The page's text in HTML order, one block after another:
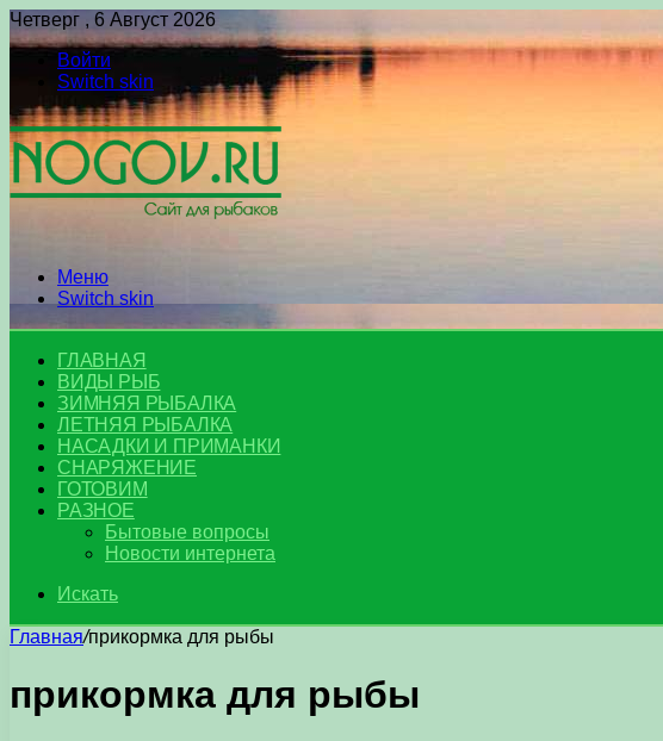
Четверг , 6 Август 2026
Войти
Switch skin
Меню
Switch skin
ГЛАВНАЯ
ВИДЫ РЫБ
ЗИМНЯЯ РЫБАЛКА
ЛЕТНЯЯ РЫБАЛКА
НАСАДКИ И ПРИМАНКИ
СНАРЯЖЕНИЕ
ГОТОВИМ
РАЗНОЕ
Бытовые вопросы
Новости интернета
Искать
Главная/прикормка для рыбы
прикормка для рыбы